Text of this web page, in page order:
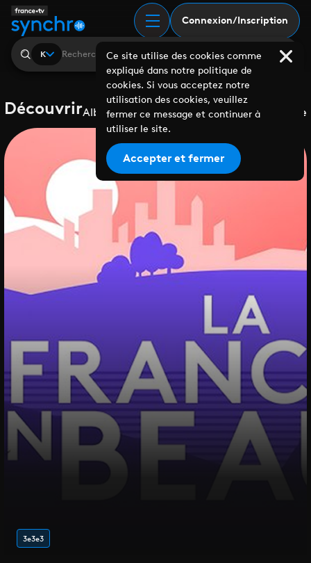
Connexion/Inscription
K
DécouvrirAlbumsPlaylistsCollaborationsLabels Genre
3e3e3
Ce site utilise des cookies comme
expliqué dans notre politique de
cookies. Si vous acceptez notre
utilisation des cookies, veuillez
fermer ce message et continuer à
utiliser le site.
Accepter et fermer